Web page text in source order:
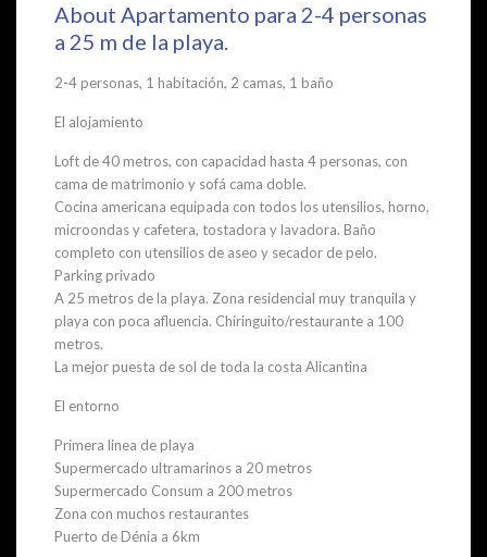
About Apartamento para 2-4 personas
a 25 m de la playa.
2-4 personas, 1 habitación, 2 camas, 1 baño
El alojamiento
Loft de 40 metros, con capacidad hasta 4 personas, con
cama de matrimonio y sofá cama doble.
Cocina americana equipada con todos los utensilios, horno,
microondas y cafetera, tostadora y lavadora. Baño
completo con utensilios de aseo y secador de pelo.
Parking privado
A 25 metros de la playa. Zona residencial muy tranquila y
playa con poca afluencia. Chiringuito/restaurante a 100
metros.
La mejor puesta de sol de toda la costa Alicantina
El entorno
Primera linea de playa
Supermercado ultramarinos a 20 metros
Supermercado Consum a 200 metros
Zona con muchos restaurantes
Puerto de Dénia a 6km